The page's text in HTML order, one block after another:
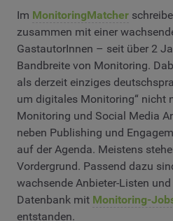
Im MonitoringMatcher
zusammen mit einer
GastautorInnen – seit über 2
Bandbreite von Monitoring.
als derzeit einziges
um digitales Monitoring“ nicht
Monitoring und Social Media
neben Publishing und
auf der Agenda. Meistens
Vordergrund. Passend dazu
wachsende Anbieter-Listen
Datenbank mit Monitoring-
entstanden.